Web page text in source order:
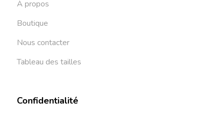
À propos
Boutique
Nous contacter
Tableau des tailles
Confidentialité